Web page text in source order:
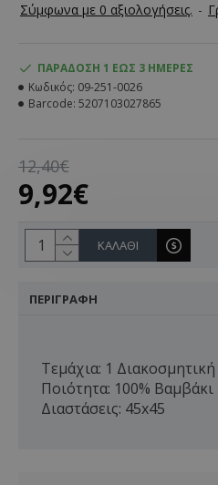
Σύμφωνα με 0 αξιολογήσεις. -
9,92€
12,40€
ΠΑΡΆΔΟΣΗ 1 ΈΩΣ 3 ΗΜΈΡΕΣ
Κωδικός: 09-251-0026
Barcode: 5207103027865
ΚΑΛΆΘΙ
ΠΕΡΙΓΡΑΦΉ
Τεμάχια: 1
Ποιότητα: 100% Βαμβάκι
Διαστάσεις: 45x45